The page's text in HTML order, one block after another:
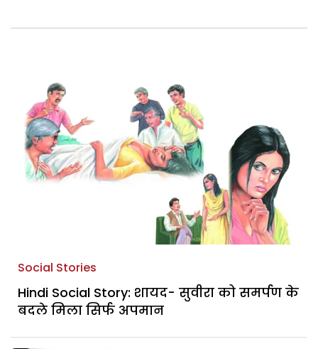
Social Stories
Hindi Social Story: शायद- सुवीरा को समर्पण के
बदले मिला सिर्फ अपमान